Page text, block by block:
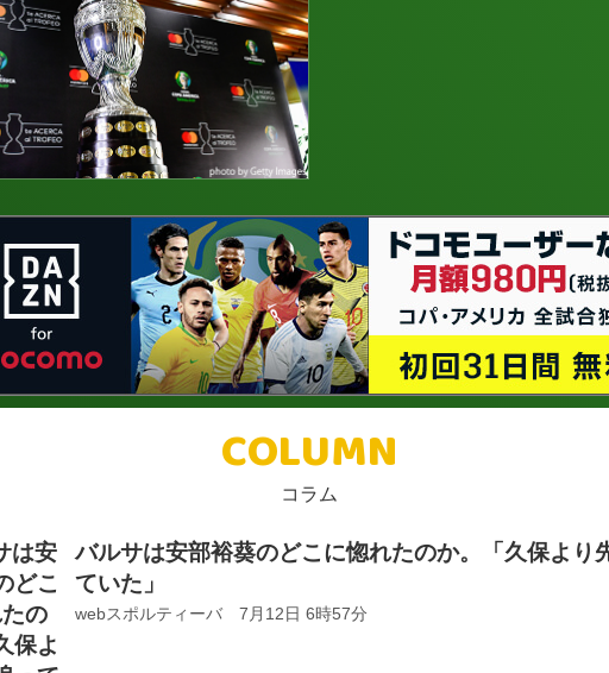
COLUMN
コラム
バルサは安部裕葵のどこに惚れたのか。「久保より
ていた」
webスポルティーバ 7月12日 6時57分